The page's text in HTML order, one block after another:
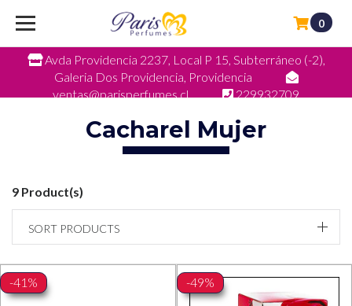
Avda Providencia 2237, Local P 15, Subterráneo (-2),
Galeria Dos Providencia, Providencia
ventas@parisperfumes.cl
229932709
0
Cacharel Mujer
9 Product(s)
SORT PRODUCTS
-41% -49%